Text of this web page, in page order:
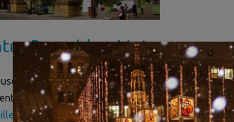
Pompidou-Metz
français le plus visité hors de Paris, dans un
nationale artistique et culturel, il abrite
en ligne pour visiter le centre.